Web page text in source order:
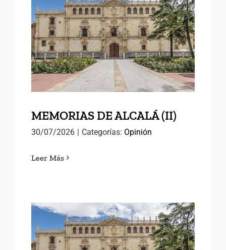
MEMORIAS DE ALCALÁ (II)
MEMORIAS DE ALCALÁ (II)
30/07/2026 | Categorías: Opinión
Leer Más